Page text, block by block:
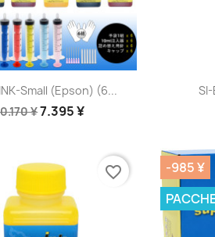
Anteprima
Small (Epson) (6...
¥7.395 ¥
favorite_border
-985 ¥